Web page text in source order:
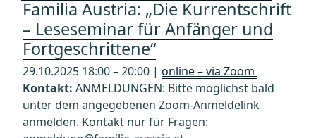
Familia Austria: „Die Kurrentschrift
– Leseseminar für Anfänger und
Fortgeschrittene“
29.10.2025 18:00 – 20:00 | online – via Zoom
Kontakt: ANMELDUNGEN: Bitte möglichst bald
unter dem angegebenen Zoom-Anmeldelink
anmelden. Kontakt nur für Fragen: